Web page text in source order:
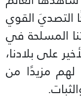
التصديَ القوي
المسلحة في
على بلادنا،
لهم مزيدًا من